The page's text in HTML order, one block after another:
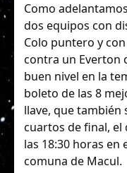
Como
dos equipos con
Colo puntero y
contra un Everton
buen nivel en la
boleto de las 8
llave, que también
cuartos de final, el
las 18:30 horas en
comuna de Macul.